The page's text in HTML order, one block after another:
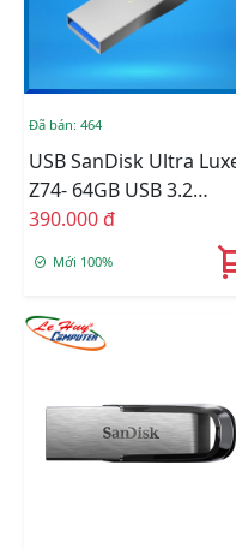
Đã bán: 464
USB SanDisk Ultra
Z74- 64GB USB 3.2
(SDCZ74-064G-G46)
390.000 đ
Mới 100%